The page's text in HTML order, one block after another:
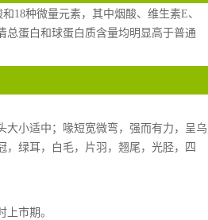
18种微量元素，其中烟酸、维生素E、
总蛋白和球蛋白质含量均明显高于普通
大小适中；喙短宽微弯，强而有力，呈乌
绿耳，白毛，片羽，翘尾，光胫，四
市期。